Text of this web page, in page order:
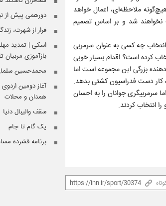
ملاحظه‌ای، اعمال خواهد
نخواهند شد و بر اساس تصمیم
انتخاب چه کسی به عنوان سرمربی
کرده است؟ اقدام بسیار خوبی
بزرگی این مجموعه است اما
کار دست فدراسیون کشتی بدهد.
سرمربیگری جوانان را به احسان
انتخاب کردند.
دورهمی پیش از
فرار از شهرت،
اسکی | تمدید
بازآموزی مربیان تا ۱۲
محمدحسین
آغاز دومین اردوی
همدان و محلات
سقف والیبال دنیا
یک گام تا جام
برنامه فشرده